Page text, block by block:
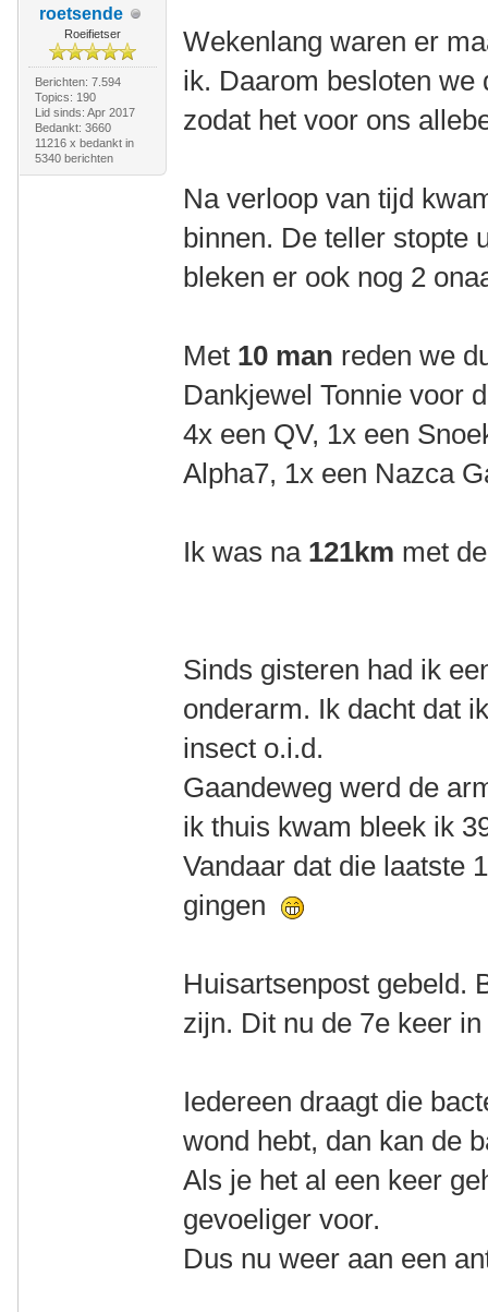
roetsende
Roeifietser
Berichten: 7.594
Topics: 190
Lid sinds: Apr 2017
Bedankt: 3660
11216 x bedankt in
5340 berichten
Wekenlang waren er
ik. Daarom besloten we
zodat het voor ons
Na verloop van tijd
binnen. De teller stopte
bleken er ook nog 2
Met 10 man reden we
Dankjewel Tonnie voor
4x een QV, 1x een
Alpha7, 1x een Nazca
Ik was na 121km met
Sinds gisteren had ik
onderarm. Ik dacht dat
insect o.i.d.
Gaandeweg werd de
ik thuis kwam bleek ik
Vandaar dat die laatste
gingen
Huisartsenpost gebeld.
zijn. Dit nu de 7e keer
Iedereen draagt die
wond hebt, dan kan de
Als je het al een keer
gevoeliger voor.
Dus nu weer aan een